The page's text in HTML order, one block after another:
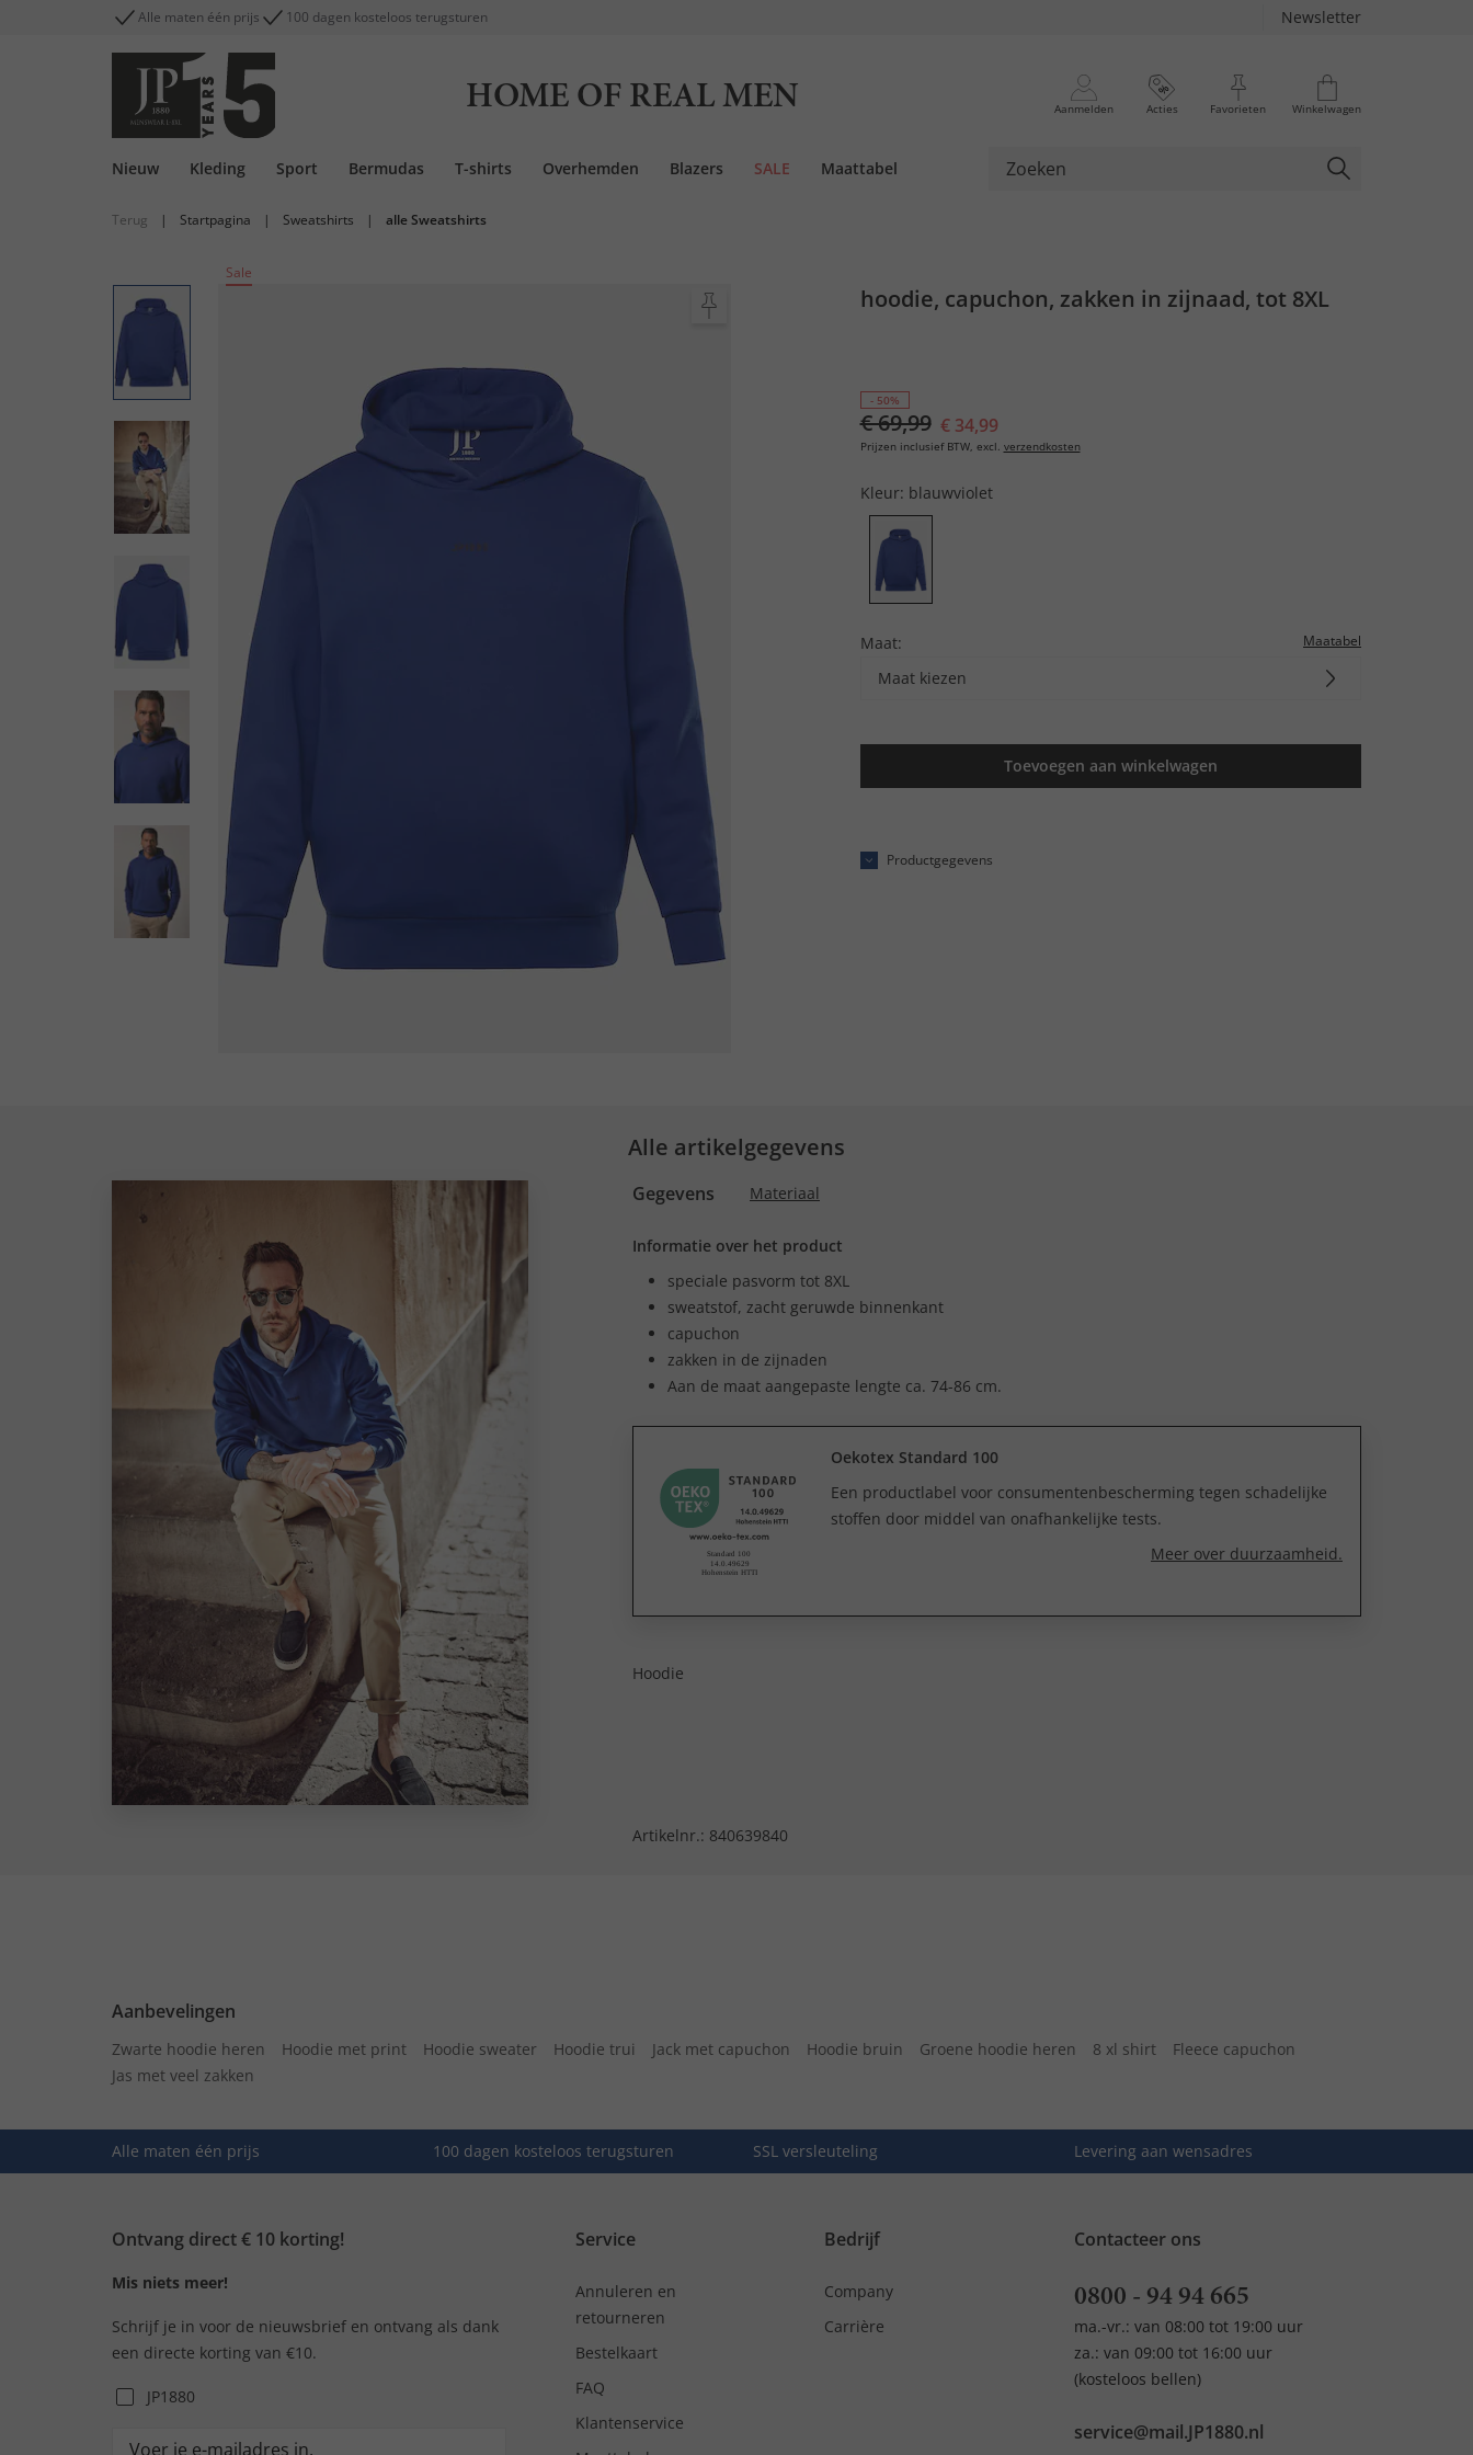
Alle maten één prijs 100 dagen kosteloos terugsturen Newsletter
HOME OF REAL MEN Aanmelden Acties Favorieten Winkelwagen
Nieuw Kleding Sport Bermudas T-shirts Overhemden Blazers SALE Maattabel
Terug | Startpagina | Sweatshirts | alle Sweatshirts
Sale
hoodie, capuchon, zakken in zijnaad, tot 8XL
- 50%
€ 69,99 € 34,99
Prijzen inclusief BTW, excl. verzendkosten
Kleur: blauwviolet
Maat: Maatabel
Maat kiezen
Toevoegen aan winkelwagen
Productgegevens
Alle artikelgegevens
Gegevens Materiaal
Informatie over het product
speciale pasvorm tot 8XL
sweatstof, zacht geruwde binnenkant
capuchon
zakken in de zijnaden
Aan de maat aangepaste lengte ca. 74-86 cm.
Oekotex Standard 100
Een productlabel voor consumentenbescherming tegen schadelijke
stoffen door middel van onafhankelijke tests.
Meer over duurzaamheid.
Hoodie
Artikelnr.: 840639840
Aanbevelingen
Zwarte hoodie heren Hoodie met print Hoodie sweater Hoodie trui Jack met capuchon Hoodie bruin Groene hoodie heren 8 xl shirt
Fleece capuchon
Jas met veel zakken
Alle maten één prijs 100 dagen kosteloos terugsturen SSL versleuteling Levering aan wensadres
Ontvang direct € 10 korting!
Mis niets meer!
Schrijf je in voor de nieuwsbrief en ontvang als dank
een directe korting van €10.
JP1880
Service
Annuleren en
retourneren
Bestelkaart
FAQ
Klantenservice
Bedrijf
Company
Carrière
Contacteer ons
0800 - 94 94 665
ma.-vr.: van 08:00 tot 19:00 uur
za.: van 09:00 tot 16:00 uur
(kosteloos bellen)
service@mail.JP1880.nl